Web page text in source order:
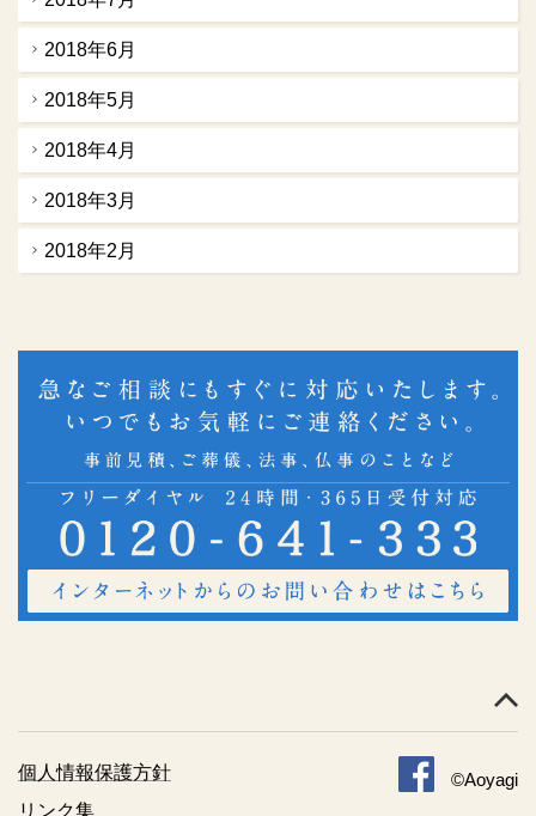
2018年6月
2018年5月
2018年4月
2018年3月
2018年2月
個人情報保護方針
リンク集
©Aoyagi